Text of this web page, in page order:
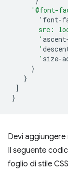
'@font-
'font-
src:
       '
       '
       '
size-
}
}
]
}
Devi aggiungere
Il seguente
foglio di stile